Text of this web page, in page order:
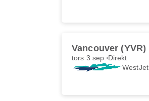
Vancouver (YVR)
tors 3 sep. Direkt
WestJet